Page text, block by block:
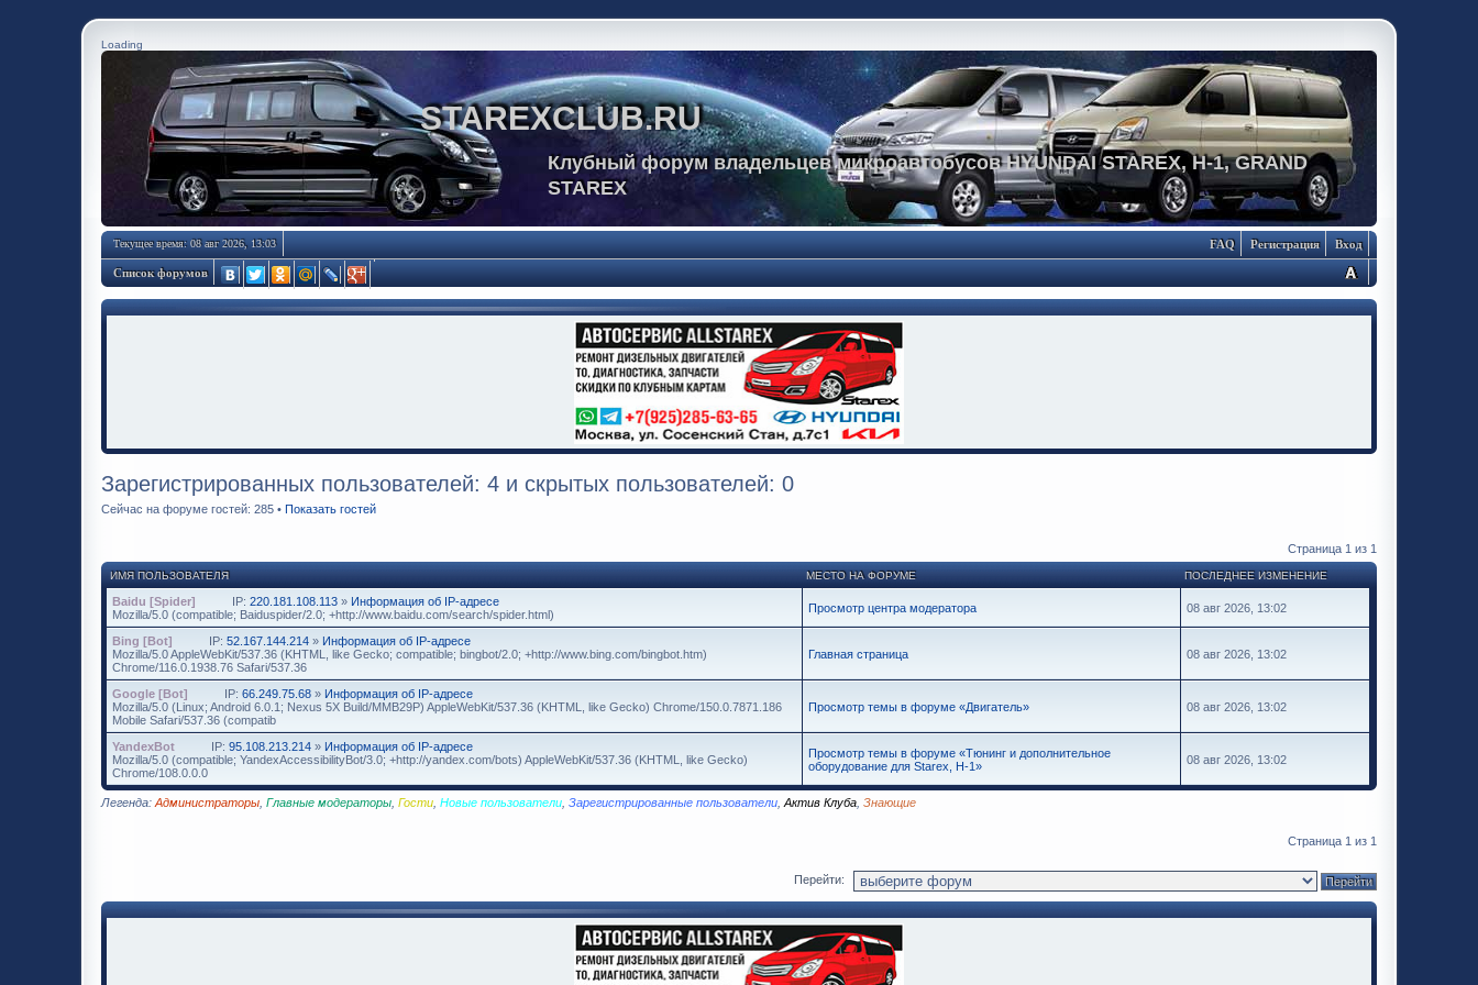
Loading
STAREXCLUB.RU
Клубный форум владельцев микроавтобусов HYUNDAI STAREX, H-1, GRAND
STAREX
Текущее время: 08 авг 2026, 13:03 Вход
Регистрация
FAQ
Список форумов
Зарегистрированных пользователей: 4 и скрытых пользователей: 0
Сейчас на форуме гостей: 285 • Показать гостей
Страница 1 из 1
ИМЯ ПОЛЬЗОВАТЕЛЯ МЕСТО НА ФОРУМЕ ПОСЛЕДНЕЕ ИЗМЕНЕНИЕ
Baidu [Spider] IP: 220.181.108.113 » Информация об IP-адресе
Mozilla/5.0 (compatible; Baiduspider/2.0; +http://www.baidu.com/search/spider.html)
Просмотр центра модератора 08 авг 2026, 13:02
Bing [Bot] IP: 52.167.144.214 » Информация об IP-адресе
Mozilla/5.0 AppleWebKit/537.36 (KHTML, like Gecko; compatible; bingbot/2.0; +http://www.bing.com/bingbot.htm)
Chrome/116.0.1938.76 Safari/537.36
Главная страница 08 авг 2026, 13:02
Google [Bot] IP: 66.249.75.68 » Информация об IP-адресе
Mozilla/5.0 (Linux; Android 6.0.1; Nexus 5X Build/MMB29P) AppleWebKit/537.36 (KHTML, like Gecko) Chrome/150.0.7871.186
Mobile Safari/537.36 (compatib
Просмотр темы в форуме «Двигатель» 08 авг 2026, 13:02
YandexBot IP: 95.108.213.214 » Информация об IP-адресе
Mozilla/5.0 (compatible; YandexAccessibilityBot/3.0; +http://yandex.com/bots) AppleWebKit/537.36 (KHTML, like Gecko)
Chrome/108.0.0.0
Просмотр темы в форуме «Тюнинг и дополнительное
оборудование для Starex, H-1»
08 авг 2026, 13:02
Легенда: Администраторы Главные модераторы Гости Новые пользователи Зарегистрированные пользователи Актив Клуба Знающие
Страница 1 из 1
Перейти: